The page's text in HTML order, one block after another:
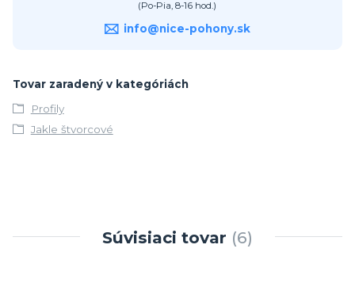
(Po-Pia, 8-16 hod.)
info@nice-pohony.sk
Tovar zaradený v kategóriách
Profily
Jakle štvorcové
Súvisiaci tovar 6